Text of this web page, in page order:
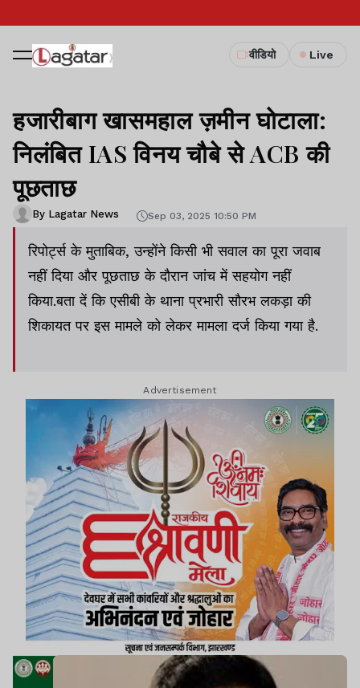
वीडियो Live
हजारीबाग खासमहाल ज़मीन घोटाला:
निलंबित IAS विनय चौबे से ACB की
पूछताछ
By Lagatar News Sep 03, 2025 10:50 PM
रिपोर्ट्स के मुताबिक, उन्होंने किसी भी सवाल का पूरा जवाब
नहीं दिया और पूछताछ के दौरान जांच में सहयोग नहीं
किया.बता दें कि एसीबी के थाना प्रभारी सौरभ लकड़ा की
शिकायत पर इस मामले को लेकर मामला दर्ज किया गया है.
Advertisement